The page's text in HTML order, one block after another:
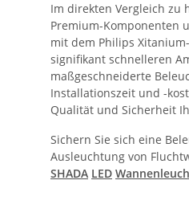
Im direkten Vergleich zu
Premium-Komponenten
mit dem Philips
signifikant schnelleren
maßgeschneiderte
Installationszeit und -
Qualität und Sicherheit
Sichern Sie sich eine
Ausleuchtung von
SHADA LED